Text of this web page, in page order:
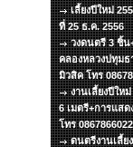
เลี้ยงปีใหม่
ที่ 25 ธ.ค. 2556
วงดนตรี 3 ชิ้น
คลองหลวงปทุม
มิวสิค โทร
งานเลี้ยงปีให
6 เมตรี+การแส
โทร
ดนตรีงานเลี้ย